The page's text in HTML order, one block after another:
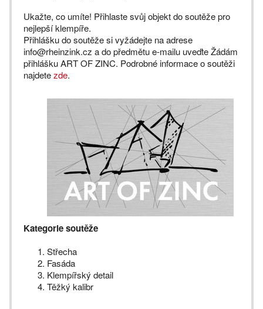
Ukažte, co umíte! Přihlaste svůj objekt do soutěže pro
nejlepší klempíře.
Přihlášku do soutěže si vyžádejte na adrese
info@rheinzink.cz a do předmětu e-mailu uveďte Žádám
přihlášku ART OF ZINC. Podrobné informace o soutěži
najdetezde.
Kategorie soutěže
Střecha
Fasáda
Klempířský detail
Těžký kalibr